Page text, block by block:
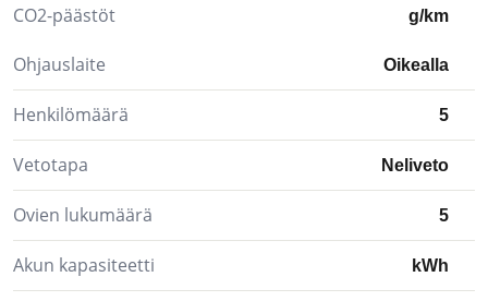
CO2-päästöt g/km
Ohjauslaite Oikealla
Henkilömäärä 5
Vetotapa Neliveto
Ovien lukumäärä 5
Akun kapasiteetti kWh